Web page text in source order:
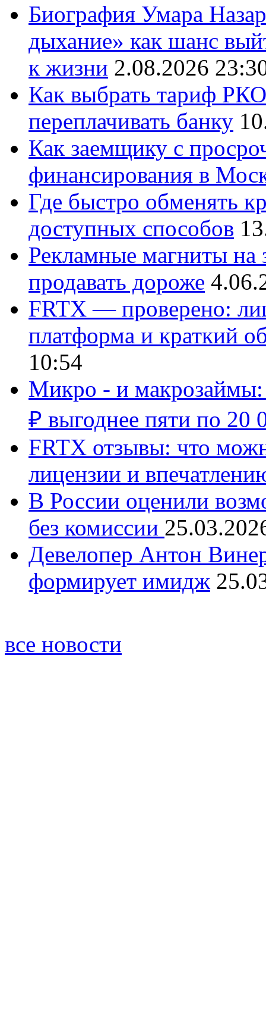
Биография Умара
дыхание» как шанс
к жизни 2.08.2026
Как выбрать тариф
переплачивать банку
Как заемщику с
финансирования в
Где быстро обменять
доступных способов
Рекламные магниты на
продавать дороже
FRTX — проверено:
платформа и краткий
10:54
Микро - и макрозаймы:
₽ выгоднее пяти по 20
FRTX отзывы: что
лицензии и
В России оценили
без комиссии
Девелопер Антон
формирует имидж
все новости